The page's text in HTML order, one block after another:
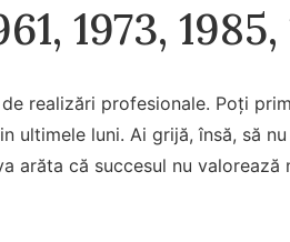
1973,
realizări profesionale. Poți
ultimele luni. Ai grijă, însă, să
arăta că succesul nu valorează